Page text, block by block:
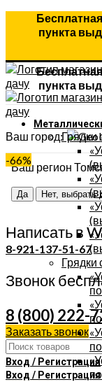
пункта
пункта
Ваш город:
Ваш регион
Да Нет, выбрать
Написать в
8-921-137-51-67
Звонок
8 (800) 222-
Заказать звонок
Вход / Регистрация
Вход / Регистрация
Грядки
-66%